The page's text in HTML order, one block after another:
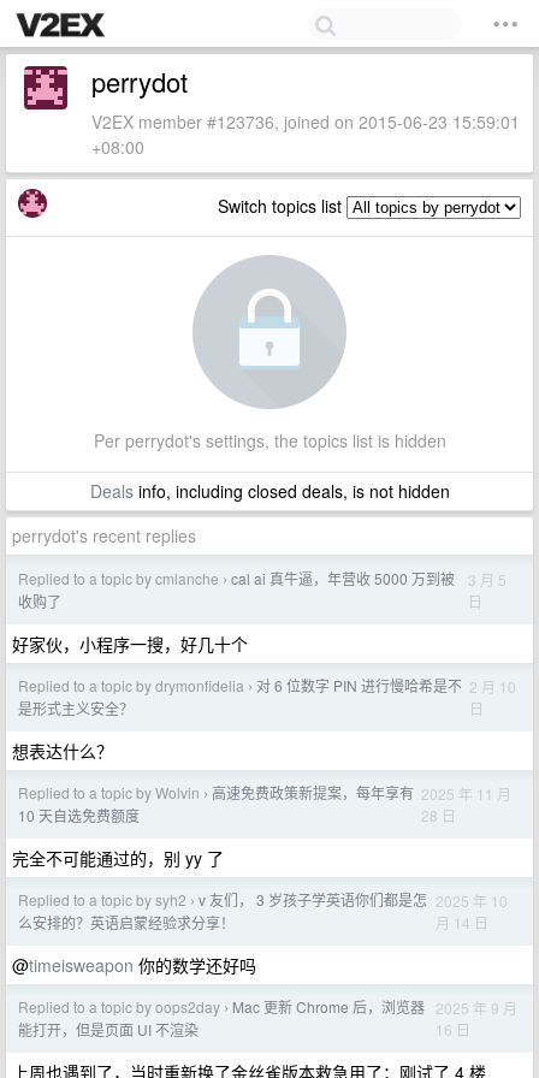
perrydot
V2EX member #123736, joined on 2015-06-23 15:59:01
+08:00
Switch topics list
Per perrydot's settings, the topics list is hidden
Dealsinfo, including closed deals, is not hidden
perrydot's recent replies
Replied to a topic by cmlanche › cal ai 真牛逼，年营收 5000 万到被
收购了
3 月 5
日
好家伙，小程序一搜，好几十个
Replied to a topic by drymonfidelia › 对 6 位数字 PIN 进行慢哈希是不
是形式主义安全？
2 月 10
日
想表达什么？
Replied to a topic by Wolvin › 高速免费政策新提案，每年享有
10 天自选免费额度
2025 年 11 月
28 日
完全不可能通过的，别 yy 了
Replied to a topic by syh2 › v 友们， 3 岁孩子学英语你们都是怎
么安排的？英语启蒙经验求分享！
2025 年 10
月 14 日
@timeisweapon 你的数学还好吗
Replied to a topic by oops2day › Mac 更新 Chrome 后，浏览器
能打开，但是页面 UI 不渲染
2025 年 9 月
16 日
上周也遇到了，当时重新换了金丝雀版本救急用了；刚试了 4 楼